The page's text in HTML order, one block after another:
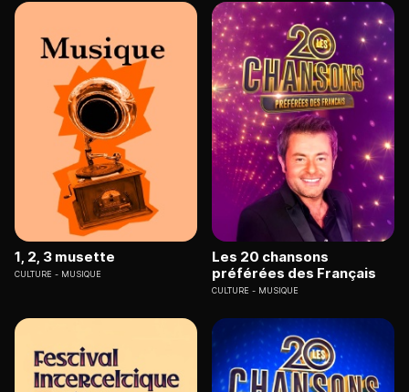
1, 2, 3 musette
CULTURE MUSIQUE
Les 20 chansons
préférées des Français
CULTURE MUSIQUE